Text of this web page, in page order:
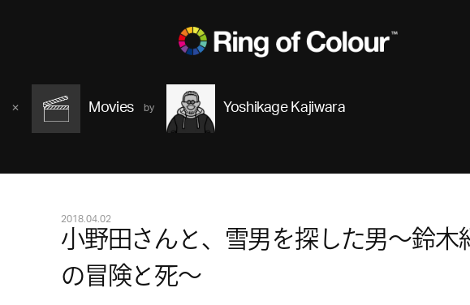
Movies Yoshikage Kajiwara
2018.04.02
小野田さんと、雪男を探した男～鈴木
の冒険と死～